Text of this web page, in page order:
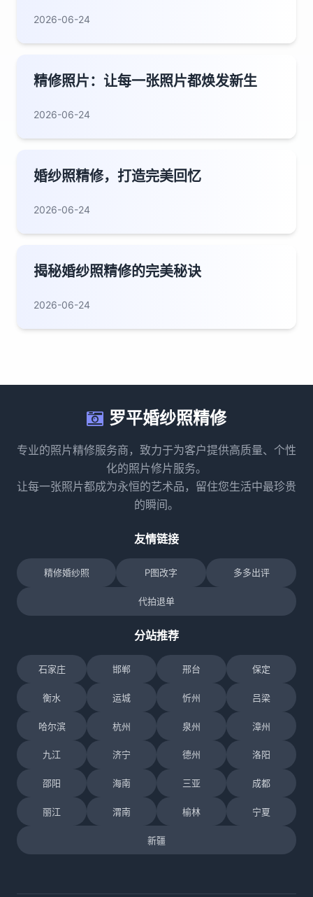
2026-06-24
精修照片：让每一张照片都焕发新生
2026-06-24
婚纱照精修，打造完美回忆
2026-06-24
揭秘婚纱照精修的完美秘诀
2026-06-24
罗平婚纱照精修
专业的照片精修服务商，致力于为客户提供高质量、个性
化的照片修片服务。
让每一张照片都成为永恒的艺术品，留住您生活中最珍贵
的瞬间。
友情链接
精修婚纱照 P图改字 多多出评
代拍退单
分站推荐
石家庄 邯郸 邢台 保定
衡水 运城 忻州 吕梁
哈尔滨 杭州 泉州 漳州
九江 济宁 德州 洛阳
邵阳 海南 三亚 成都
丽江 渭南 榆林 宁夏
新疆